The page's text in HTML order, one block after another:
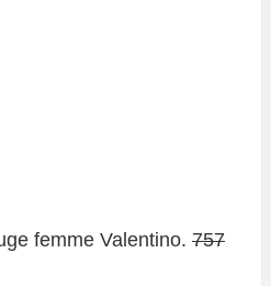
femme Valentino. 757